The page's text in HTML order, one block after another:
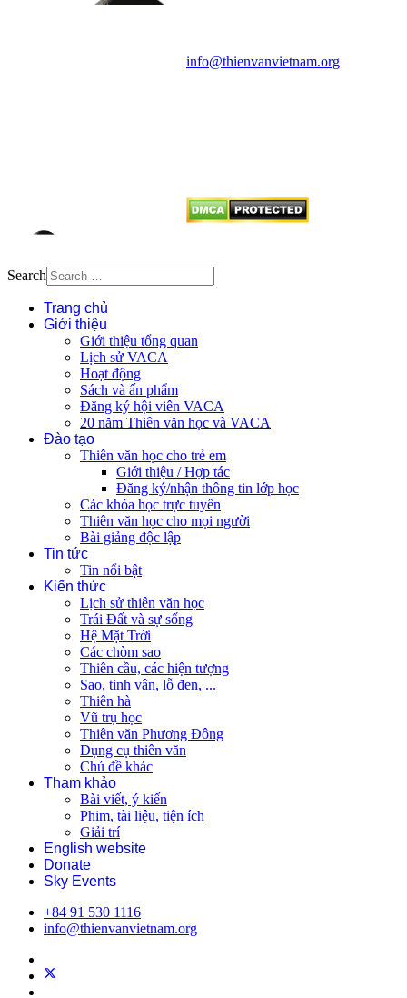
info@thienvanvietnam.org
Search
Trang chủ
Giới thiệu
Giới thiệu tổng quan
Lịch sử VACA
Hoạt động
Sách và ấn phẩm
Đăng ký hội viên VACA
20 năm Thiên văn học và VACA
Đào tạo
Thiên văn học cho trẻ em
Giới thiệu / Hợp tác
Đăng ký/nhận thông tin lớp học
Các khóa học trực tuyến
Thiên văn học cho mọi người
Bài giảng độc lập
Tin tức
Tin nổi bật
Kiến thức
Lịch sử thiên văn học
Trái Đất và sự sống
Hệ Mặt Trời
Các chòm sao
Thiên cầu, các hiện tượng
Sao, tinh vân, lỗ đen, ...
Thiên hà
Vũ trụ học
Thiên văn Phương Đông
Dụng cụ thiên văn
Chủ đề khác
Tham khảo
Bài viết, ý kiến
Phim, tài liệu, tiện ích
Giải trí
English website
Donate
Sky Events
+84 91 530 1116
info@thienvanvietnam.org